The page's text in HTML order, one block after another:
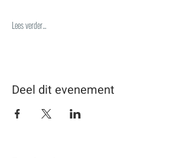
Lees verder...
Deel dit evenement